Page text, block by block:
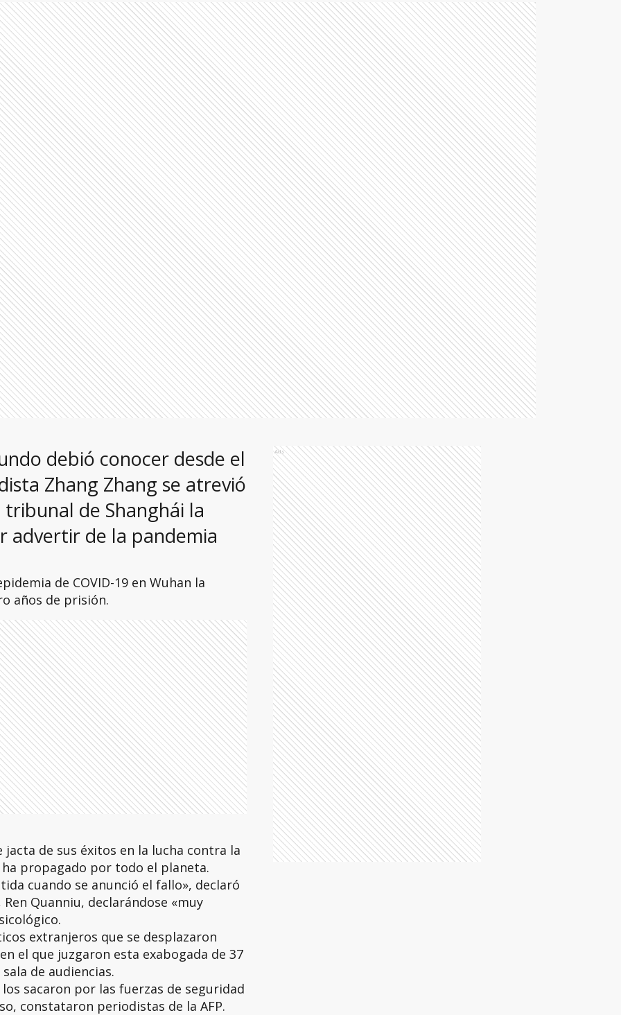
debió conocer desde el
Zhang Zhang se atrevió
de Shanghái la
advertir de la pandemia
de COVID-19 en Wuhan la
años de prisión.
de sus éxitos en la lucha contra la
propagado por todo el planeta.
cuando se anunció el fallo», declaró
Quanniu, declarándose «muy
extranjeros que se desplazaron
el que juzgaron esta exabogada de 37
de audiencias.
sacaron por las fuerzas de seguridad
constataron periodistas de la AFP.
Ads